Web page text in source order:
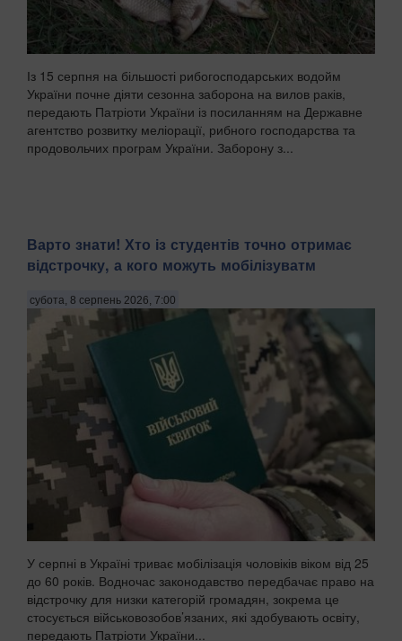
Із 15 серпня на більшості рибогосподарських водойм
України почне діяти сезонна заборона на вилов раків,
передають Патріоти України із посиланням на Державне
агентство розвитку меліорації, рибного господарства та
продовольчих програм України. Заборону з...
Варто знати! Хто із студентів точно отримає
відстрочку, а кого можуть мобілізуватм
субота, 8 серпень 2026, 7:00
У серпні в Україні триває мобілізація чоловіків віком від 25
до 60 років. Водночас законодавство передбачає право на
відстрочку для низки категорій громадян, зокрема це
стосується військовозобов’язаних, які здобувають освіту,
передають Патріоти України...